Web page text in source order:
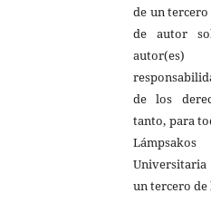
de un
de autor
de los
tanto, para
un tercero de